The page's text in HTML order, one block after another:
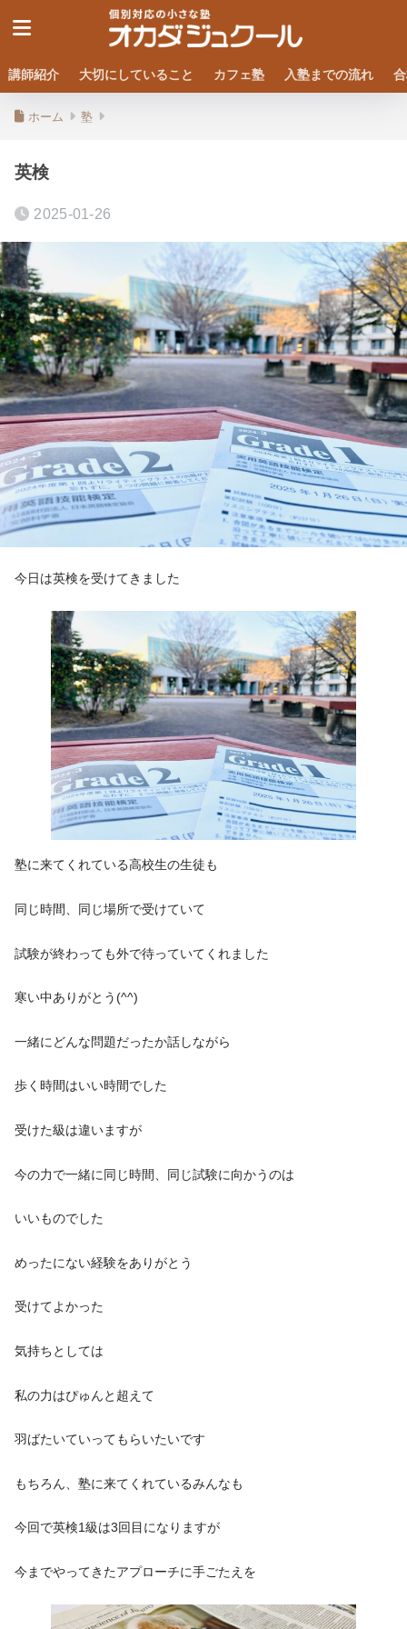
講師紹介 大切にしていること カフェ塾 入塾までの流れ
ホーム 塾
英検
2025-01-26
今日は英検を受けてきました
塾に来てくれている高校生の生徒も
同じ時間、同じ場所で受けていて
試験が終わっても外で待っていてくれました
寒い中ありがとう(^^)
一緒にどんな問題だったか話しながら
歩く時間はいい時間でした
受けた級は違いますが
今の力で一緒に同じ時間、同じ試験に向かうのは
いいものでした
めったにない経験をありがとう
受けてよかった
気持ちとしては
私の力はぴゅんと超えて
羽ばたいていってもらいたいです
もちろん、塾に来てくれているみんなも
今回で英検1級は3回目になりますが
今までやってきたアプローチに手ごたえを